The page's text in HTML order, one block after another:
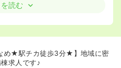
徒歩3分と近く、電車通勤の
身のライフスタイルに合わせ
読む
め★駅チカ徒歩3分★】地域に密
求人です♪